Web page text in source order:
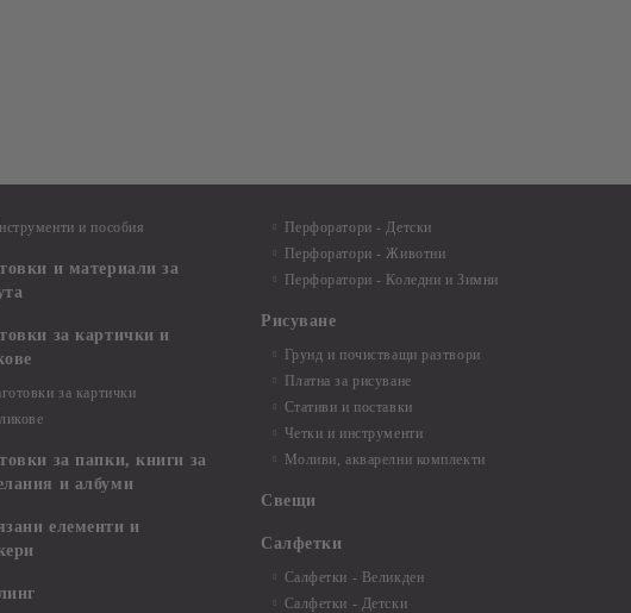
и пособия
и материали за
за картички и
за картички
за папки, книги за
и албуми
елементи и
Перфоратори - Детски
Перфоратори - Животни
Перфоратори - Коледни и Зимни
Рисуване
Грунд и почистващи разтвори
Платна за рисуване
Стативи и поставки
Четки и инструменти
Моливи, акварелни комплекти
Свещи
Салфетки
Салфетки - Великден
Салфетки - Детски